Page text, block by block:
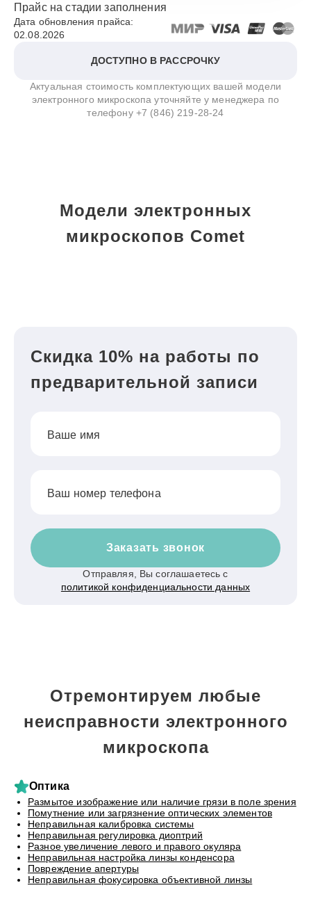
Прайс на стадии заполнения
Дата обновления прайса:
02.08.2026
ДОСТУПНО В РАССРОЧКУ
Актуальная стоимость комплектующих вашей модели
электронного микроскопа уточняйте у менеджера по
телефону +7 (846) 219-28-24
Модели электронных
микроскопов Comet
Скидка 10% на работы по
предварительной записи
Ваше имя
Ваш номер телефона
Заказать звонок
Отправляя, Вы соглашаетесь с
политикой конфиденциальности данных
Отремонтируем любые
неисправности электронного
микроскопа
Оптика
Размытое изображение или наличие грязи в поле зрения
Помутнение или загрязнение оптических элементов
Неправильная калибровка системы
Неправильная регулировка диоптрий
Разное увеличение левого и правого окуляра
Неправильная настройка линзы конденсора
Повреждение апертуры
Неправильная фокусировка объективной линзы